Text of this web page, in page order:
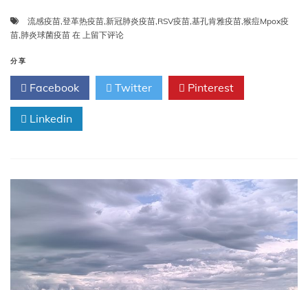
流感疫苗,登革热疫苗,新冠肺炎疫苗,RSV疫苗,基孔肯雅疫苗,猴痘Mpox疫
苗,肺炎球菌疫苗 在 ACIP
25-
日
会
价
膜
炎
球
菌
疫
上留下评论
分享
Facebook Twitter Pinterest
Linkedin